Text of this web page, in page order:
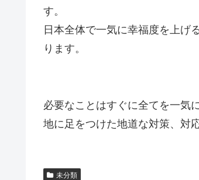
す。
日本全体で一気に幸福度を上げ
ります。
必要なことはすぐに全てを一気
地に足をつけた地道な対策、対
未分類